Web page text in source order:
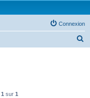
Connexion
1 sur 1